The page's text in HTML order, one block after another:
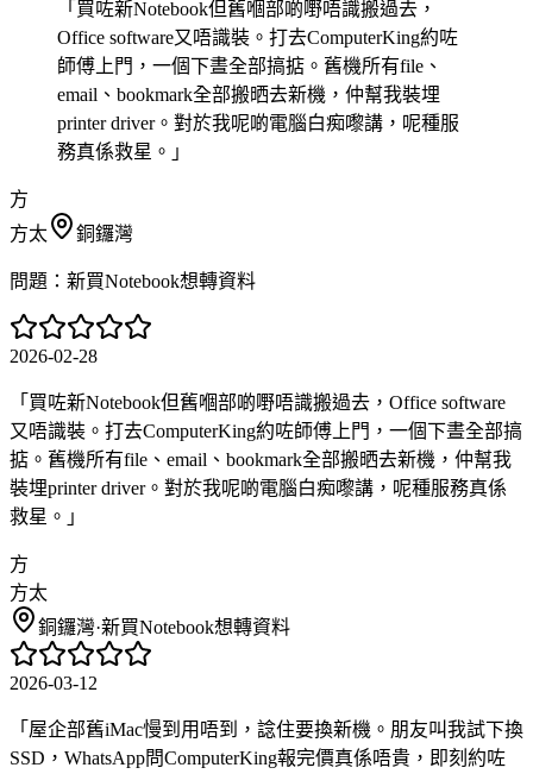
「 買咗新Notebook但舊嗰部啲嘢唔識搬過去，
Office software又唔識裝。打去ComputerKing約咗
師傅上門，一個下晝全部搞掂。舊機所有file、
email、bookmark全部搬晒去新機，仲幫我裝埋
printer driver。對於我呢啲電腦白痴嚟講，呢種服
務真係救星。 」
方
方太
銅鑼灣
問題： 新買Notebook想轉資料
2026-02-28
「 買咗新Notebook但舊嗰部啲嘢唔識搬過去，Office software
又唔識裝。打去ComputerKing約咗師傅上門，一個下晝全部搞
掂。舊機所有file、email、bookmark全部搬晒去新機，仲幫我
裝埋printer driver。對於我呢啲電腦白痴嚟講，呢種服務真係
救星。 」
方
方太
銅鑼灣·新買Notebook想轉資料
2026-03-12
「 屋企部舊iMac慢到用唔到，諗住要換新機。朋友叫我試下換
SSD，WhatsApp問ComputerKing報完價真係唔貴，即刻約咗